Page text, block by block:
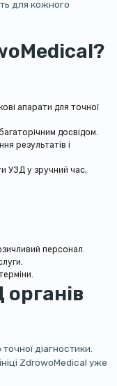
для кожного
апарати для точної
досвідом.
результатів і
УЗД у зручний час,
персонал.
діагностики.
ZdrowoMedical уже